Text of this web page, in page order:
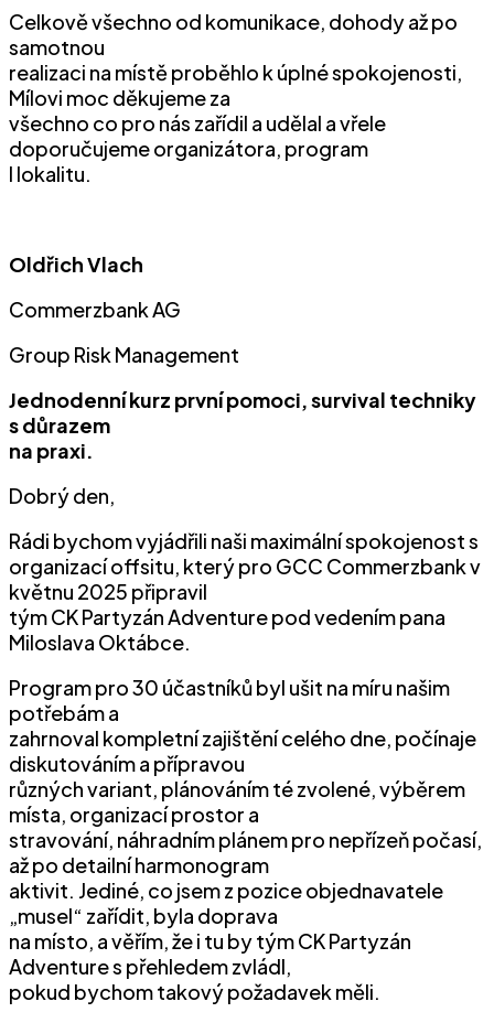
Celkově všechno od komunikace, dohody až po
samotnou
realizaci na místě proběhlo k úplné spokojenosti,
Mílovi moc děkujeme za
všechno co pro nás zařídil a udělal a vřele
doporučujeme organizátora, program
I lokalitu.
Oldřich Vlach
Commerzbank AG
Group Risk Management
Jednodenní kurz první pomoci, survival techniky
s důrazem
na praxi.
Dobrý den,
Rádi bychom vyjádřili naši maximální spokojenost s
organizací offsitu, který pro GCC Commerzbank v
květnu 2025 připravil
tým CK Partyzán Adventure pod vedením pana
Miloslava Oktábce.
Program pro 30 účastníků byl ušit na míru našim
potřebám a
zahrnoval kompletní zajištění celého dne, počínaje
diskutováním a přípravou
různých variant, plánováním té zvolené, výběrem
místa, organizací prostor a
stravování, náhradním plánem pro nepřízeň počasí,
až po detailní harmonogram
aktivit. Jediné, co jsem z pozice objednavatele
„musel“ zařídit, byla doprava
na místo, a věřím, že i tu by tým CK Partyzán
Adventure s přehledem zvládl,
pokud bychom takový požadavek měli.